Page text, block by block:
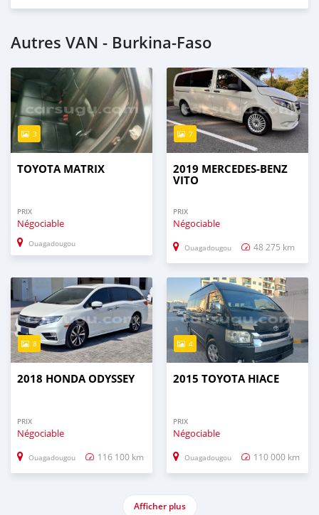
Autres VAN - Burkina-Faso
3
TOYOTA MATRIX
PRIX
Négociable
Ouagadougou
7
2019 MERCEDES-BENZ
VITO
PRIX
Négociable
Ouagadougou 48 275 km
8
2018 HONDA ODYSSEY
PRIX
Négociable
Ouagadougou 116 100 km
4
2015 TOYOTA HIACE
PRIX
Négociable
Ouagadougou 110 000 km
Afficher plus